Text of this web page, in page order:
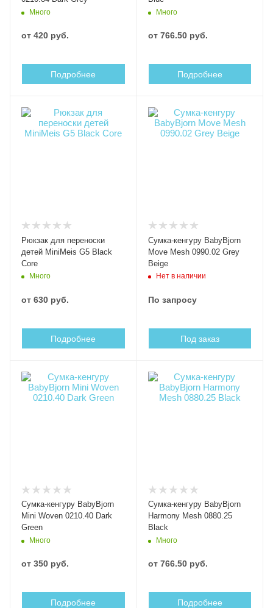
Много
от 420 руб.
Подробнее
Много
от 766.50 руб.
Подробнее
Рюкзак для переноски
детей MiniMeis G5 Black
Core
Много
от 630 руб.
Подробнее
Сумка-кенгуру BabyBjorn
Move Mesh 0990.02 Grey
Beige
Нет в наличии
По запросу
Под заказ
Сумка-кенгуру BabyBjorn
Mini Woven 0210.40 Dark
Green
Много
от 350 руб.
Подробнее
Сумка-кенгуру BabyBjorn
Harmony Mesh 0880.25
Black
Много
от 766.50 руб.
Подробнее